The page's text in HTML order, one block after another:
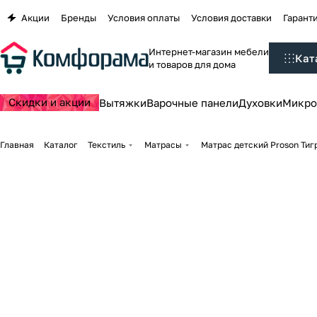
Акции Бренды Условия оплаты Условия доставки
Интернет-магазин мебели
и товаров для дома
Скидки и акции ВытяжкиВарочные панелиДуховки
Главная Каталог Текстиль Матрасы Матрас детский Proson